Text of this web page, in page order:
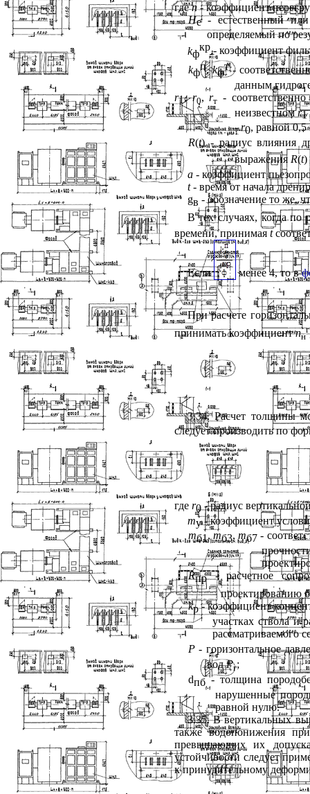
гдеп- коэффициент
Не- естественный
определяемый по
kф
кр- коэффициент
kф
п,kф
т-
данным
r1,r0,rт -
неизвестномr1
-r0, равной
R(t) - радиус влияния
выражения R(t)
а- коэффициент
t- время от начала
gв - обозначение то же,
В тех случаях, когда по
времени, принимая t
Если менее 4, то в
При расчете
принимать коэффициентпн
г
3.34. Расчет толщины
следует производить по
где r0 - радиус
mу- коэффициент
mб1,mб3,mб7 -
Rпp- расчетное
проектированию
kp- коэффициент
участках ствола и
рассматриваемого
Р- горизонтальное
водРг;
dпб- толщина
нарушенные
равной нулю.
3.35. В вертикальных
также водопонижения
превышающих их
устойчивости следует
к принудительному